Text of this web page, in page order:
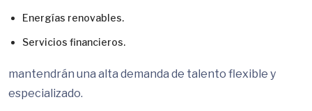
Energías renovables.
Servicios financieros.
mantendrán una alta demanda de talento flexible y
especializado.